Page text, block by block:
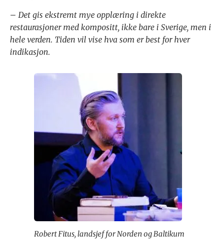
– Det gis ekstremt mye opplæring i direkte
restaurasjoner med kompositt, ikke bare i Sverige, men i
hele verden. Tiden vil vise hva som er best for hver
indikasjon.
Robert Fitus, landsjef for Norden og Baltikum